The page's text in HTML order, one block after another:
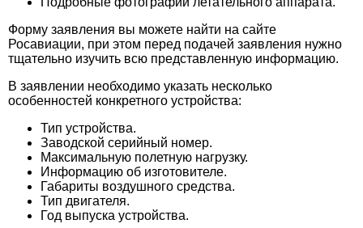
Форму заявления вы можете найти на сайте
Росавиации, при этом перед подачей заявления нужно
тщательно изучить всю представленную информацию.
В заявлении необходимо указать несколько
особенностей конкретного устройства:
Тип устройства.
Заводской серийный номер.
Максимальную полетную нагрузку.
Информацию об изготовителе.
Габариты воздушного средства.
Тип двигателя.
Год выпуска устройства.